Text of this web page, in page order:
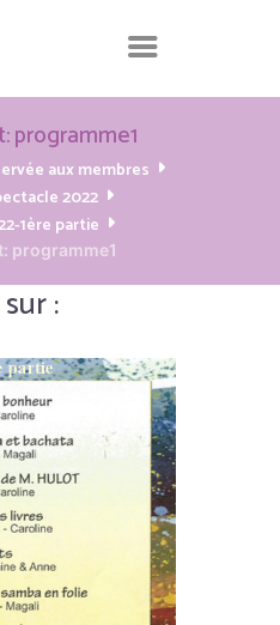
programme1
aux membres
2022
1ère partie
programme1
: